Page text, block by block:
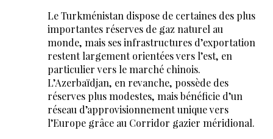
Le Turkménistan dispose de certaines des plus
importantes réserves de gaz naturel au
monde, mais ses infrastructures d’exportation
restent largement orientées vers l’est, en
particulier vers le marché chinois.
L’Azerbaïdjan, en revanche, possède des
réserves plus modestes, mais bénéficie d’un
réseau d’approvisionnement unique vers
l’Europe grâce au Corridor gazier méridional.